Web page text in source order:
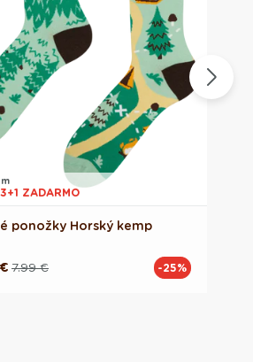
3+1 ZADARMO
ponožky Horský kemp
7.99 € -25%